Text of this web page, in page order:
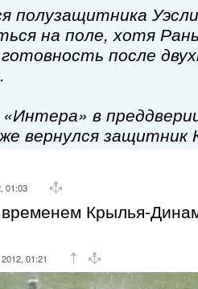
полузащитника
на поле, хотя
после
в
вернулся защитник
01:03
Крылья-
01:21